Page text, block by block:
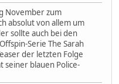
November zum
absolut von allem um
sollte auch bei den
Serie The Sarah
der letzten Folge
seiner blauen Police-